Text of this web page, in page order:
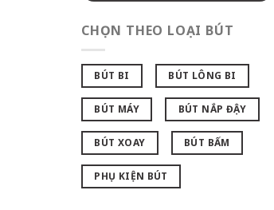
CHỌN THEO LOẠI BÚT
BÚT BI BÚT LÔNG BI
BÚT MÁY BÚT NẮP ĐẬY
BÚT XOAY BÚT BẤM
PHỤ KIỆN BÚT